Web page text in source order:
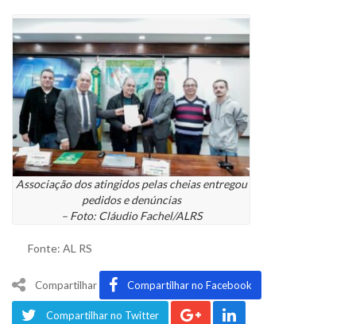
Associação dos atingidos pelas cheias entregou
pedidos e denúncias
– Foto: Cláudio Fachel/ALRS
Fonte: AL RS
Compartilhar Compartilhar no Facebook
Compartilhar no Twitter